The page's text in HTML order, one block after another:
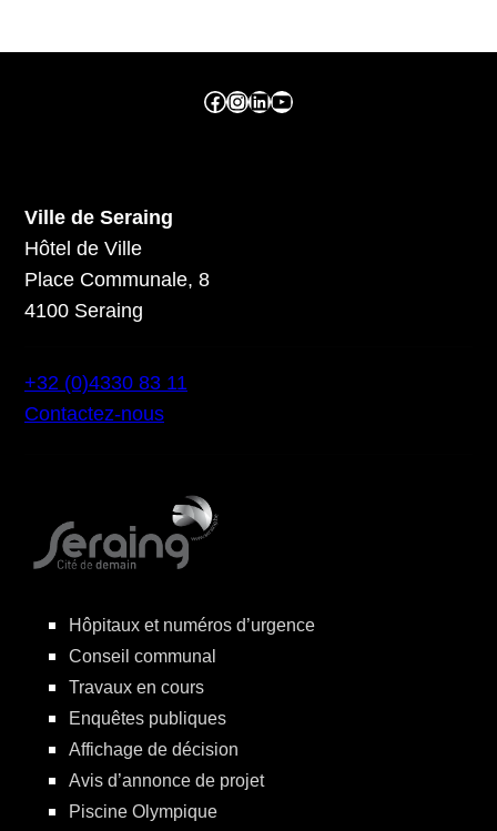
Facebook ville de seraing Instragram ville de seraing linkedin – ville de seraing YouTube
Ville de Seraing
Hôtel de Ville
Place Communale, 8
4100 Seraing
+32 (0)4330 83 11
Contactez-nous
Hôpitaux et numéros d’urgence
Conseil communal
Travaux en cours
Enquêtes publiques
Affichage de décision
Avis d’annonce de projet
Piscine Olympique